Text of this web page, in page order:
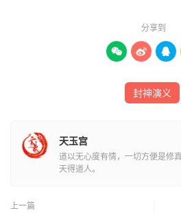
周营中炮响，三军呐喊，杀奔城下
法守护，百计千方，防御急切难下
请大王同老臣出营，看看渑池县
围看了，用手指曰：“大王若破此
攻打此城，一时可破也。”子牙与
城上，哨探士卒，报与张奎：“启
牙同武王，在城下周围指画。张
分享到
  
封神演义
天玉宫
道以无心度有情，一切方便是修
天得道人。
上一篇